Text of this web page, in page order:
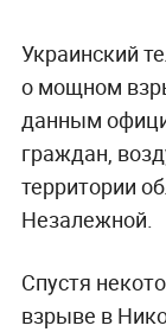
Украинский
о мощном
данным
граждан,
территории
Незалежной.
Спустя
взрыве в